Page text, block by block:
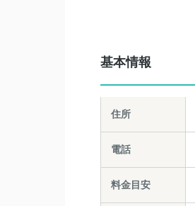
基本情報
住所
電話
料金目安